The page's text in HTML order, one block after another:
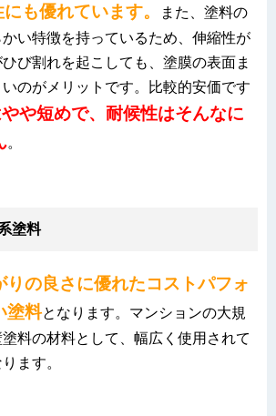
も優れています。
また、塗料の
い特徴を持っているため、伸縮性が
び割れを起こしても、塗膜の表面ま
のがメリットです。比較的安価です
や短めで、耐候性はそんなに
。
塗料
りの良さに優れたコストパフォ
塗料となります。マンションの大規
料の材料として、幅広く使用されて
ます。